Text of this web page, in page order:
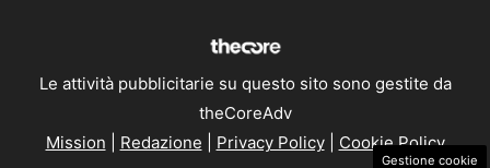
Le attività pubblicitarie su questo sito sono gestite da
theCoreAdv
Mission
Redazione Privacy Policy| Cookie Policy
Gestione cookie